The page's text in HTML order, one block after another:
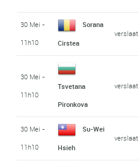
30 Mei -
11h10
Sorana
Cirstea
verslaat
30 Mei -
11h10
Tsvetana
Pironkova
verslaat
30 Mei -
11h10
Su-Wei
Hsieh
verslaat